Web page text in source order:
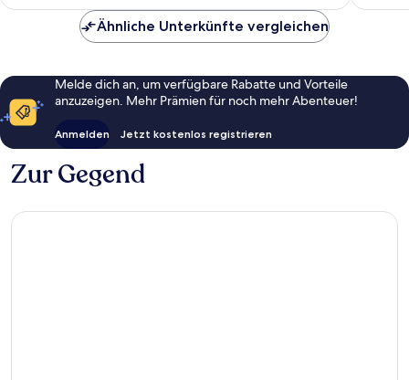
Ähnliche Unterkünfte vergleichen
Melde dich an, um verfügbare Rabatte und Vorteile
anzuzeigen. Mehr Prämien für noch mehr Abenteuer!
Anmelden Jetzt kostenlos registrieren
Zur Gegend